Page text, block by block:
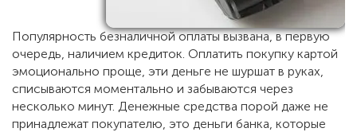
Популярность безналичной оплаты вызвана, в первую
очередь, наличием кредиток. Оплатить покупку картой
эмоционально проще, эти деньге не шуршат в руках,
списываются моментально и забываются через
несколько минут. Денежные средства порой даже не
принадлежат покупателю, это деньги банка, которые